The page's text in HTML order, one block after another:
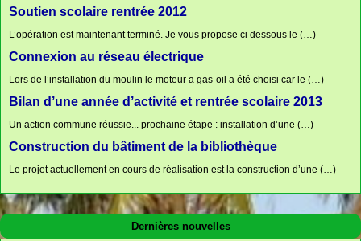
Soutien scolaire rentrée 2012
L’opération est maintenant terminé. Je vous propose ci dessous le (…)
Connexion au réseau électrique
Lors de l’installation du moulin le moteur a gas-oil a été choisi car le (…)
Bilan d’une année d’activité et rentrée scolaire 2013
Un action commune réussie... prochaine étape : installation d’une (…)
Construction du bâtiment de la bibliothèque
Le projet actuellement en cours de réalisation est la construction d’une (…)
Dernières nouvelles